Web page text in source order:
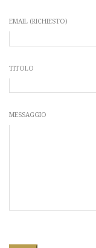
EMAIL (RICHIESTO)
TITOLO
MESSAGGIO